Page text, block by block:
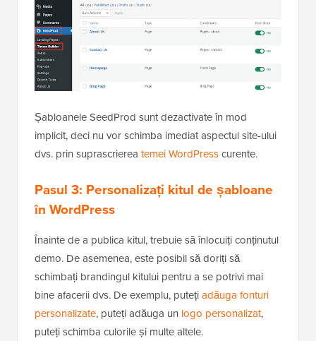
Șabloanele SeedProd sunt dezactivate în mod
implicit, deci nu vor schimba imediat aspectul site-ului
dvs. prin suprascrierea temei WordPresscurente.
Pasul 3: Personalizați kitul de șabloane
în WordPress
Înainte de a publica kitul, trebuie să înlocuiți conținutul
demo. De asemenea, este posibil să doriți să
schimbați brandingul kitului pentru a se potrivi mai
bine afacerii dvs. De exemplu, putețiadăuga fonturi
personalizate, puteți adăuga un logo personalizat,
puteți schimba culorile și multe altele.